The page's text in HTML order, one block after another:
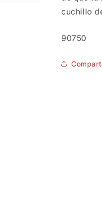
cuchillo
SKU:
90750